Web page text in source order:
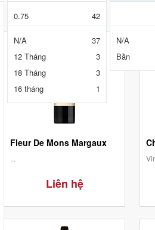
0.75
42
THỜI GIAN Ủ
N/A
37
12 Tháng
3
18 Tháng
3
16 tháng
1
N/A
Bần
Fleur De Mons Margaux
...
Liên hệ